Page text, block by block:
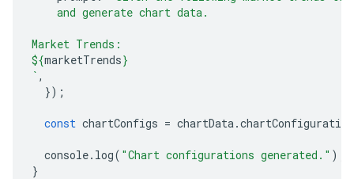
    and generate chart data.
Market Trends:
${marketTrends}
` ,
});
const chartConfigs = chartData.
console. log( "Chart configurations generated." );
}